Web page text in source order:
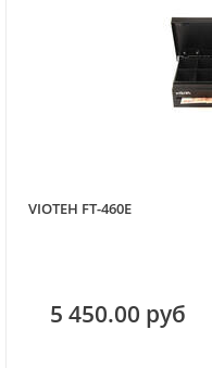
VIOTEH FT-460Е
5 450.00 руб